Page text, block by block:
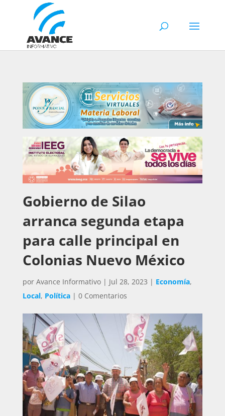
Gobierno de Silao
arranca segunda etapa
para calle principal en
Colonias Nuevo México
por Avance Informativo| Jul 28, 2023 | Economía,
Local, Política| 0 Comentarios